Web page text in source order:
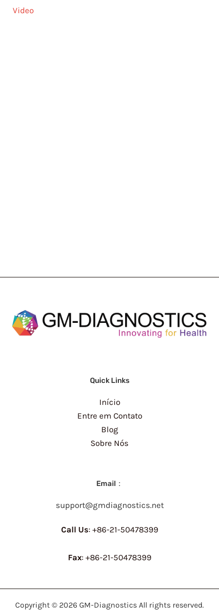
Video
Quick Links
Início
Entre em Contato
Blog
Sobre Nós
Email：
support@gmdiagnostics.net
Call Us: +86-21-50478399
Fax: +86-21-50478399
Copyright © 2026 GM-Diagnostics All rights reserved.